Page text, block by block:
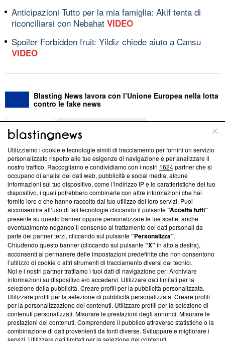
Anticipazioni Tutto per la mia famiglia: Akif tenta di
riconciliarsi con Nebahat VIDEO
Spoiler Forbidden fruit: Yildiz chiede aiuto a Cansu
VIDEO
Blasting News lavora con l’Unione Europea nella lotta
contro le fake news
ABOUT
Questa sezione offre informazioni trasparenti su Blasting
News, sui nostri processi editoriali e su come ci impegniamo a
creare news di qualità. Inoltre, afferma la nostra aderenza a
‘Trust Project - News with Integrity’Blasting News non è
ancora membro del programma, ma ha richiesto di farne
parte; Trust Project non ha ancora effettuato una verifica di
conformità agli standard.
Su di noi
Team editoriale
Corporate
Redazione
Informativa Privacy
Cookie Policy
Utilizziamo i cookie e tecnologie simili di tracciamento per fornirti un servizio
personalizzato rispetto alle tue esigenze di navigazione e per analizzare il
nostro traffico. Raccogliamo e condividiamo con i nostri 1624partner che si
occupano di analisi dei dati web, pubblicità e social media, alcune
informazioni sul tuo dispositivo, come l’indirizzo IP e le caratteristiche del tuo
dispositivo, i quali potrebbero combinarle con altre informazioni che hai
fornito loro o che hanno raccolto dal tuo utilizzo dei loro servizi. Puoi
acconsentire all’uso di tali tecnologie cliccando il pulsante“Accetta tutti”
presente su questo banner oppure personalizzare le tue scelte, anche
eventualmente negando il consenso al trattamento dei dati personali da
parte dei partner terzi, cliccando sul pulsante“Personalizza”.
Chiudendo questo banner (cliccando sul pulsante“X”in alto a destra),
acconsenti al permanere delle impostazioni predefinite che non consentono
l’utilizzo di cookie o altri strumenti di tracciamento diversi dai tecnici.
Noi e i nostri partner trattiamo i tuoi dati di navigazione per: Archiviare
informazioni su dispositivo e/o accedervi. Utilizzare dati limitati per la
selezione della pubblicità. Creare profili per la pubblicità personalizzata.
Utilizzare profili per la selezione di pubblicità personalizzata. Creare profili
per la personalizzazione dei contenuti. Utilizzare profili per la selezione di
contenuti personalizzati. Misurare le prestazioni degli annunci. Misurare le
prestazioni dei contenuti. Comprendere il pubblico attraverso statistiche o la
combinazione di dati provenienti da fonti diverse. Sviluppare e migliorare i
servizi. Utilizzare dati limitati per la selezione dei contenuti.